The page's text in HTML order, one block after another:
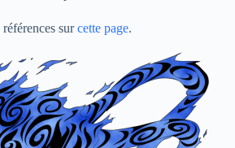
références surcette page.